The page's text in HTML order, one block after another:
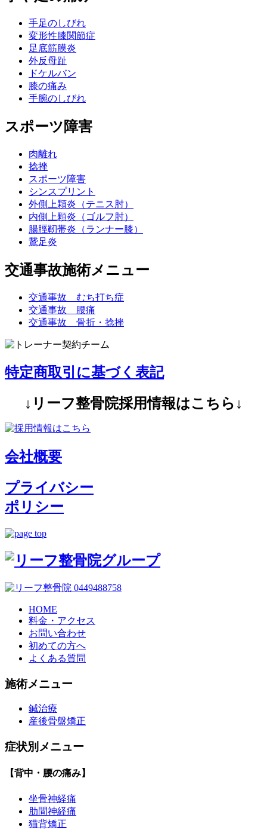
手足のしびれ
変形性膝関節症
足底筋膜炎
外反母趾
ドケルバン
膝の痛み
手腕のしびれ
スポーツ障害
肉離れ
捻挫
スポーツ障害
シンスプリント
外側上顆炎（テニス肘）
内側上顆炎（ゴルフ肘）
腸脛靭帯炎（ランナー膝）
鵞足炎
交通事故施術メニュー
交通事故 むち打ち症
交通事故 腰痛
交通事故 骨折・捻挫
特定商取引に基づく表記
↓リーフ整骨院採用情報はこちら↓
会社概要
プライバシー
ポリシー
HOME
料金・アクセス
お問い合わせ
初めての方へ
よくある質問
施術メニュー
鍼治療
産後骨盤矯正
症状別メニュー
【背中・腰の痛み】
坐骨神経痛
肋間神経痛
猫背矯正